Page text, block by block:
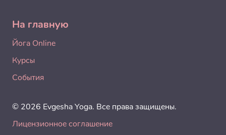
На главную
Йога Online
Курсы
События
© 2026 Evgesha Yoga. Все права защищены.
Лицензионное соглашение